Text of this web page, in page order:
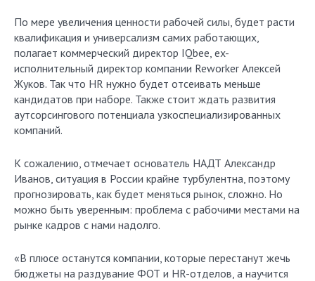
По мере увеличения ценности рабочей силы, будет расти
квалификация и универсализм самих работающих,
полагает коммерческий директор IQbee, ex-
исполнительный директор компании Reworker Алексей
Жуков. Так что HR нужно будет отсеивать меньше
кандидатов при наборе. Также стоит ждать развития
аутсорсингового потенциала узкоспециализированных
компаний.
К сожалению, отмечает основатель НАДТ Александр
Иванов, ситуация в России крайне турбулентна, поэтому
прогнозировать, как будет меняться рынок, сложно. Но
можно быть уверенным: проблема с рабочими местами на
рынке кадров с нами надолго.
«В плюсе останутся компании, которые перестанут жечь
бюджеты на раздувание ФОТ и HR-отделов, а научится